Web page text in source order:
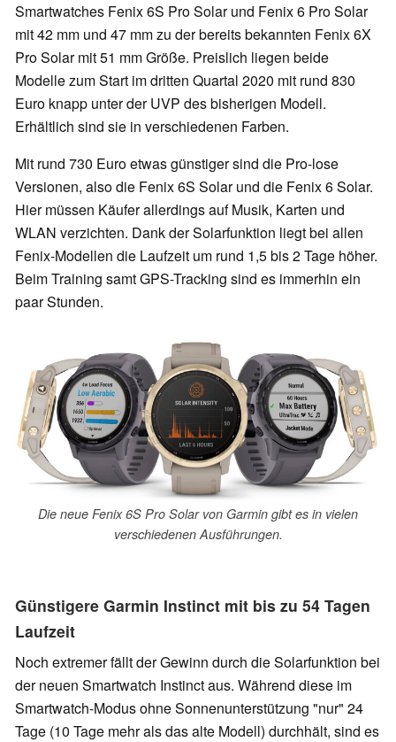
Smartwatches Fenix 6S Pro Solar und Fenix 6 Pro Solar
mit 42 mm und 47 mm zu der bereits bekannten Fenix 6X
Pro Solar mit 51 mm Größe. Preislich liegen beide
Modelle zum Start im dritten Quartal 2020 mit rund 830
Euro knapp unter der UVP des bisherigen Modell.
Erhältlich sind sie in verschiedenen Farben.
Mit rund 730 Euro etwas günstiger sind die Pro-lose
Versionen, also die Fenix 6S Solar und die Fenix 6 Solar.
Hier müssen Käufer allerdings auf Musik, Karten und
WLAN verzichten. Dank der Solarfunktion liegt bei allen
Fenix-Modellen die Laufzeit um rund 1,5 bis 2 Tage höher.
Beim Training samt GPS-Tracking sind es immerhin ein
paar Stunden.
Die neue Fenix 6S Pro Solar von Garmin gibt es in vielen
verschiedenen Ausführungen.
Günstigere Garmin Instinct mit bis zu 54 Tagen
Laufzeit
Noch extremer fällt der Gewinn durch die Solarfunktion bei
der neuen Smartwatch Instinct aus. Während diese im
Smartwatch-Modus ohne Sonnenunterstützung "nur" 24
Tage (10 Tage mehr als das alte Modell) durchhält, sind es